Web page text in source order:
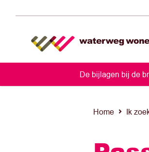
De bijlagen bij de
Home Ik